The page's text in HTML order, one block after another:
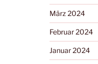
März 2024
Februar 2024
Januar 2024